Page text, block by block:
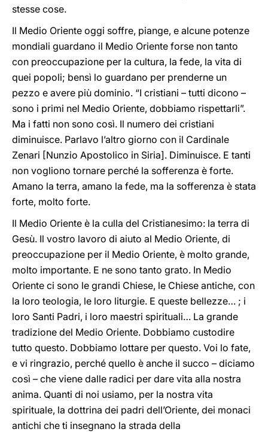
stesse cose.
Il Medio Oriente oggi soffre, piange, e alcune potenze
mondiali guardano il Medio Oriente forse non tanto
con preoccupazione per la cultura, la fede, la vita di
quei popoli; bensì lo guardano per prenderne un
pezzo e avere più dominio. “I cristiani – tutti dicono –
sono i primi nel Medio Oriente, dobbiamo rispettarli”.
Ma i fatti non sono così. Il numero dei cristiani
diminuisce. Parlavo l’altro giorno con il Cardinale
Zenari [Nunzio Apostolico in Siria]. Diminuisce. E tanti
non vogliono tornare perché la sofferenza è forte.
Amano la terra, amano la fede, ma la sofferenza è stata
forte, molto forte.
Il Medio Oriente è la culla del Cristianesimo: la terra di
Gesù. Il vostro lavoro di aiuto al Medio Oriente, di
preoccupazione per il Medio Oriente, è molto grande,
molto importante. E ne sono tanto grato. In Medio
Oriente ci sono le grandi Chiese, le Chiese antiche, con
la loro teologia, le loro liturgie. E queste bellezze… ; i
loro Santi Padri, i loro maestri spirituali… La grande
tradizione del Medio Oriente. Dobbiamo custodire
tutto questo. Dobbiamo lottare per questo. Voi lo fate,
e vi ringrazio, perché quello è anche il succo – diciamo
così – che viene dalle radici per dare vita alla nostra
anima. Quanti di noi usiamo, per la nostra vita
spirituale, la dottrina dei padri dell’Oriente, dei monaci
antichi che ti insegnano la strada della